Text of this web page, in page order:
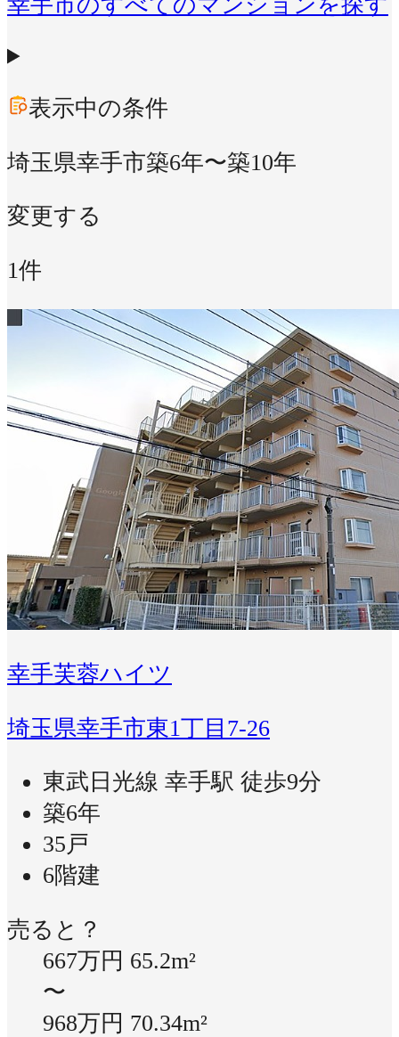
表示中の条件
埼玉県幸手市築6年〜築10年
変更する
1件
幸手芙蓉ハイツ
埼玉県幸手市東1丁目7-26
東武日光線 幸手駅 徒歩9分
築6年
35戸
6階建
売ると？
667万円 65.2m²
〜
968万円 70.34m²